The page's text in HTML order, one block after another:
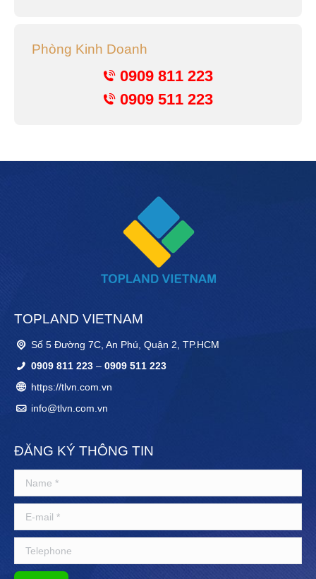
Phòng Kinh Doanh
0909 811 223
0909 511 223
TOPLAND VIETNAM
Số 5 Đường 7C, An Phú, Quận 2, TP.HCM
0909 811 223– 0909 511 223
https://tlvn.com.vn
info@tlvn.com.vn
ĐĂNG KÝ THÔNG TIN